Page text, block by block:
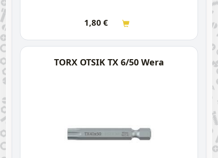
1,80 €
TORX OTSIK TX 6/50 Wera